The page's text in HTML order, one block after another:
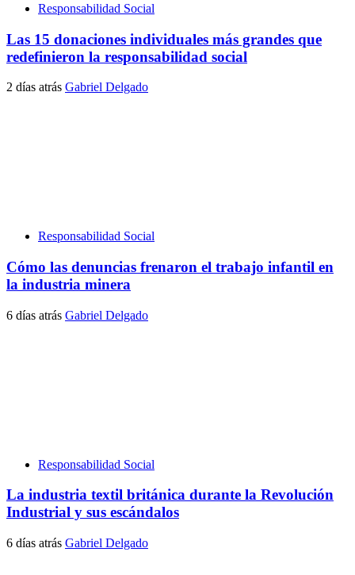
Responsabilidad Social
Las 15 donaciones individuales más grandes que
redefinieron la responsabilidad social
2 días atrás Gabriel Delgado
Responsabilidad Social
Cómo las denuncias frenaron el trabajo infantil en
la industria minera
6 días atrás Gabriel Delgado
Responsabilidad Social
La industria textil británica durante la Revolución
Industrial y sus escándalos
6 días atrás Gabriel Delgado